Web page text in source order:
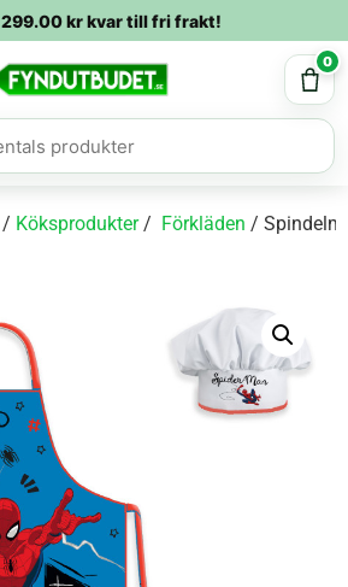
299.00krkvar till fri frakt!
0
/ Köksprodukter/ Förkläden /